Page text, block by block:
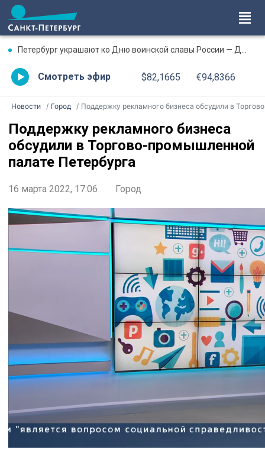
Петербург украшают ко Дню воинской славы России — Дню окончания Ленинградской битвы
Смотреть эфир $82,1665 €94,8366
Новости Город Поддержку рекламного бизнеса обсудили в Торгово-промышленной палате Петербурга
Поддержку рекламного бизнеса
обсудили в Торгово-промышленной
палате Петербурга
16 марта 2022, 17:06 Город